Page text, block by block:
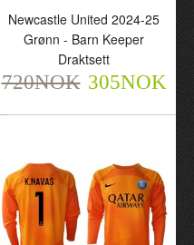
Newcastle United 2024-25
Grønn - Barn Keeper
Draktsett
720NOK 305NOK